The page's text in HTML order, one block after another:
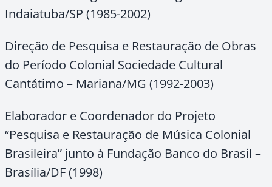
Indaiatuba/SP (1985-2002)
Direção de Pesquisa e Restauração de Obras
do Período Colonial Sociedade Cultural
Cantátimo – Mariana/MG (1992-2003)
Elaborador e Coordenador do Projeto
“Pesquisa e Restauração de Música Colonial
Brasileira” junto à Fundação Banco do Brasil –
Brasília/DF (1998)